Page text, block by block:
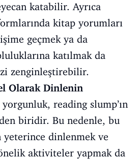
katabilir. Ayrıca
kitap yorumları
geçmek ya da
katılmak da
zenginleştirebilir.
Olarak Dinlenin
reading slump’ın
biridir. Bu nedenle, bu
dinlenmek ve
aktiviteler yapmak da